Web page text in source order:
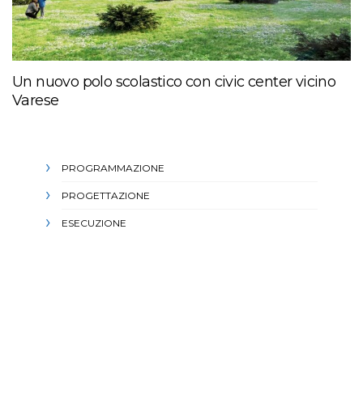
Un nuovo polo scolastico con civic center vicino
Varese
PROGRAMMAZIONE
PROGETTAZIONE
ESECUZIONE